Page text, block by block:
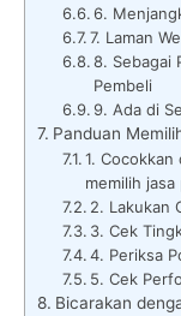
6.
7. Laman
8. Sebagai
Pembeli
9. Ada di
Panduan
1.
memilih
2. Lakukan
3. Cek
4. Periksa
5. Cek
Bicarakan